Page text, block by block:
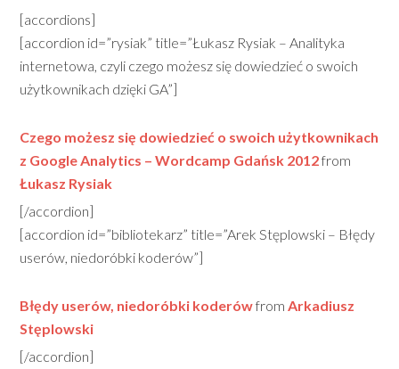
[accordions]
[accordion id=”rysiak” title=”Łukasz Rysiak – Analityka
internetowa, czyli czego możesz się dowiedzieć o swoich
użytkownikach dzięki GA”]
Czego możesz się dowiedzieć o swoich użytkownikach
z Google Analytics – Wordcamp Gdańsk 2012from
Łukasz Rysiak
[/accordion]
[accordion id=”bibliotekarz” title=”Arek Stęplowski – Błędy
userów, niedoróbki koderów”]
Błędy userów, niedoróbki koderówfromArkadiusz
Stęplowski
[/accordion]